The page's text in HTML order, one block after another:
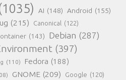
AI (148) Android (155)
(215) Canonical (122)
(143) Debian (287)
(397)
(110) Fedora (188)
GNOME (209) Google (120)